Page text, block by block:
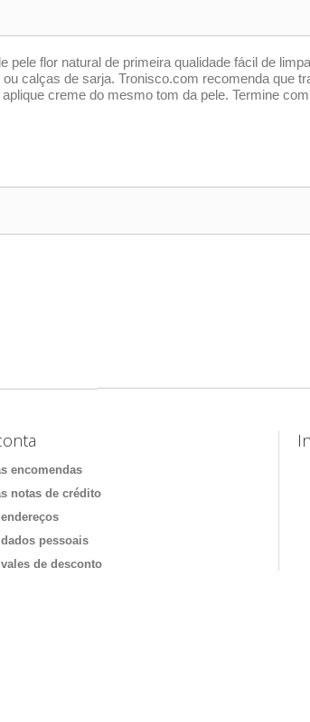
pele flor natural de primeira qualidade fácil de
calças de sarja. Tronisco.com recomenda que
creme do mesmo tom da pele. Termine
encomendas
notas de crédito
pessoais
de desconto